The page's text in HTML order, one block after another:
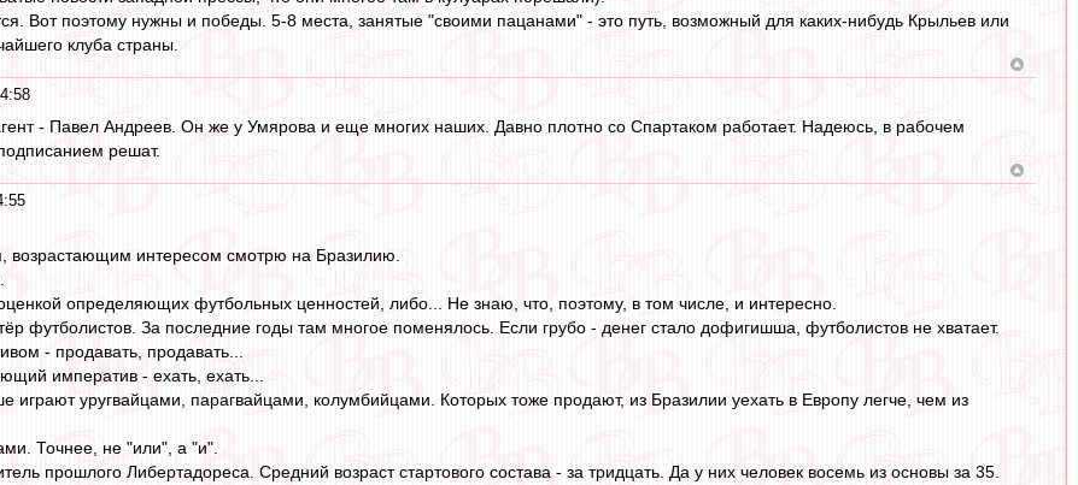
Вот поэтому нужны и победы. 5-8 места, занятые "своими пацанами" - это путь, возможный для каких-нибудь Крыльев или
клуба страны.
- Павел Андреев. Он же у Умярова и еще многих наших. Давно плотно со Спартаком работает. Надеюсь, в рабочем
решат.
возрастающим интересом смотрю на Бразилию.
определяющих футбольных ценностей, либо... Не знаю, что, поэтому, в том числе, и интересно.
футболистов. За последние годы там многое поменялось. Если грубо - денег стало дофигишша, футболистов не хватает.
- продавать, продавать...
императив - ехать, ехать...
играют уругвайцами, парагвайцами, колумбийцами. Которых тоже продают, из Бразилии уехать в Европу легче, чем из
Точнее, не "или", а "и".
прошлого Либертадореса. Средний возраст стартового состава - за тридцать. Да у них человек восемь из основы за 35.